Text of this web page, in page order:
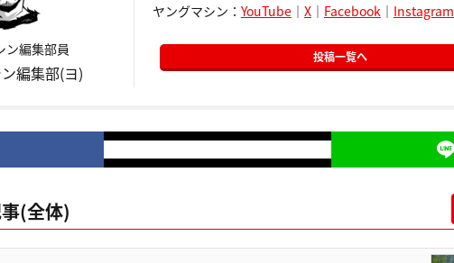
ン編集部員
編集部(ヨ)
ヤングマシン： YouTube｜ X｜ Facebook ｜ Instagram
投稿一覧へ
(全体)